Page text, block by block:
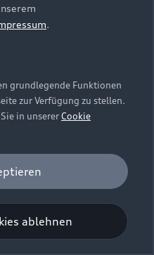
vorbehalten
Act
Abbildungen auf dieser
.
grundlegende Funktionen
zur Verfügung zu stellen.
in unsererCookie
Informationen
wird (z. B.
Diese Cookies
verwendet.
ablehnen